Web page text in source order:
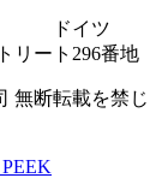
ドイツ
リート296番地
無断転載を禁じ
PEEK